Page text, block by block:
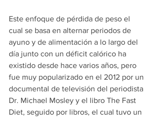
Este enfoque de pérdida de peso el
cual se basa en alternar periodos de
ayuno y de alimentación a lo largo del
día junto con un déficit calórico ha
existido desde hace varios años, pero
fue muy popularizado en el 2012 por un
documental de televisión del periodista
Dr. Michael Mosley y el libro The Fast
Diet, seguido por libros, el cual tuvo un